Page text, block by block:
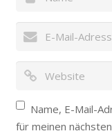
Name, E-Mail-
für meinen